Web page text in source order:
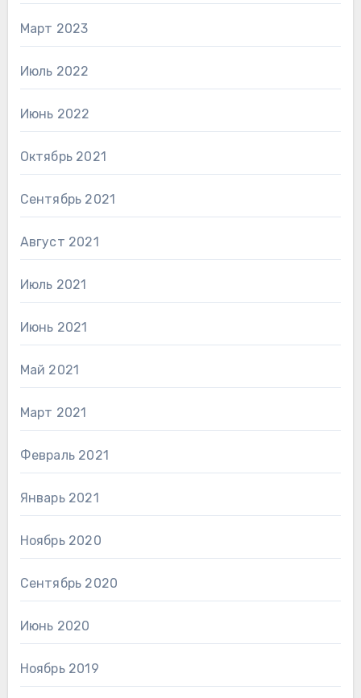
Март 2023
Июль 2022
Июнь 2022
Октябрь 2021
Сентябрь 2021
Август 2021
Июль 2021
Июнь 2021
Май 2021
Март 2021
Февраль 2021
Январь 2021
Ноябрь 2020
Сентябрь 2020
Июнь 2020
Ноябрь 2019